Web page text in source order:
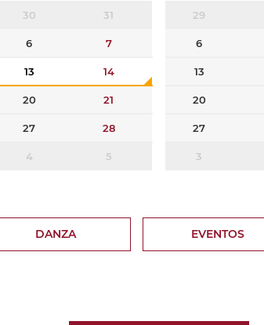
30 31
6 7
13 14
20 21
27 28
4 5
29
6
13
20
27
3
DANZA EVENTOS